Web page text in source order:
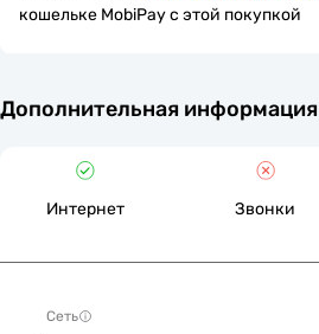
кошельке MobiPay с этой покупкой
Дополнительная информация
Интернет Звонки
Сеть